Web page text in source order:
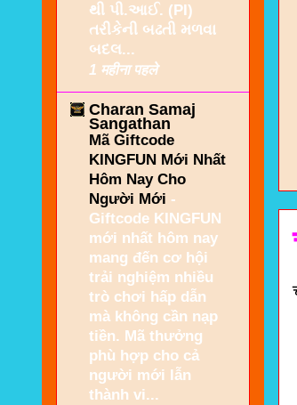
થી પી.આઈ. (PI)
તરીકેની બઢતી મળવા
બદલ...
1 महीना पहले
Charan Samaj
Sangathan
Mã Giftcode
KINGFUN Mới Nhất
Hôm Nay Cho
Người Mới -
Giftcode KINGFUN
mới nhất hôm nay
mang đến cơ hội
trải nghiệm nhiều
trò chơi hấp dẫn
mà không cần nạp
tiền. Mã thưởng
phù hợp cho cả
người mới lẫn
thành vi...